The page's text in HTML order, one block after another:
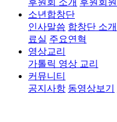
소년합창단
인사말씀 합창단 소개
료실 주요연혁
영상교리
가톨릭 영상 교리
커뮤니티
공지사항 동영상보기